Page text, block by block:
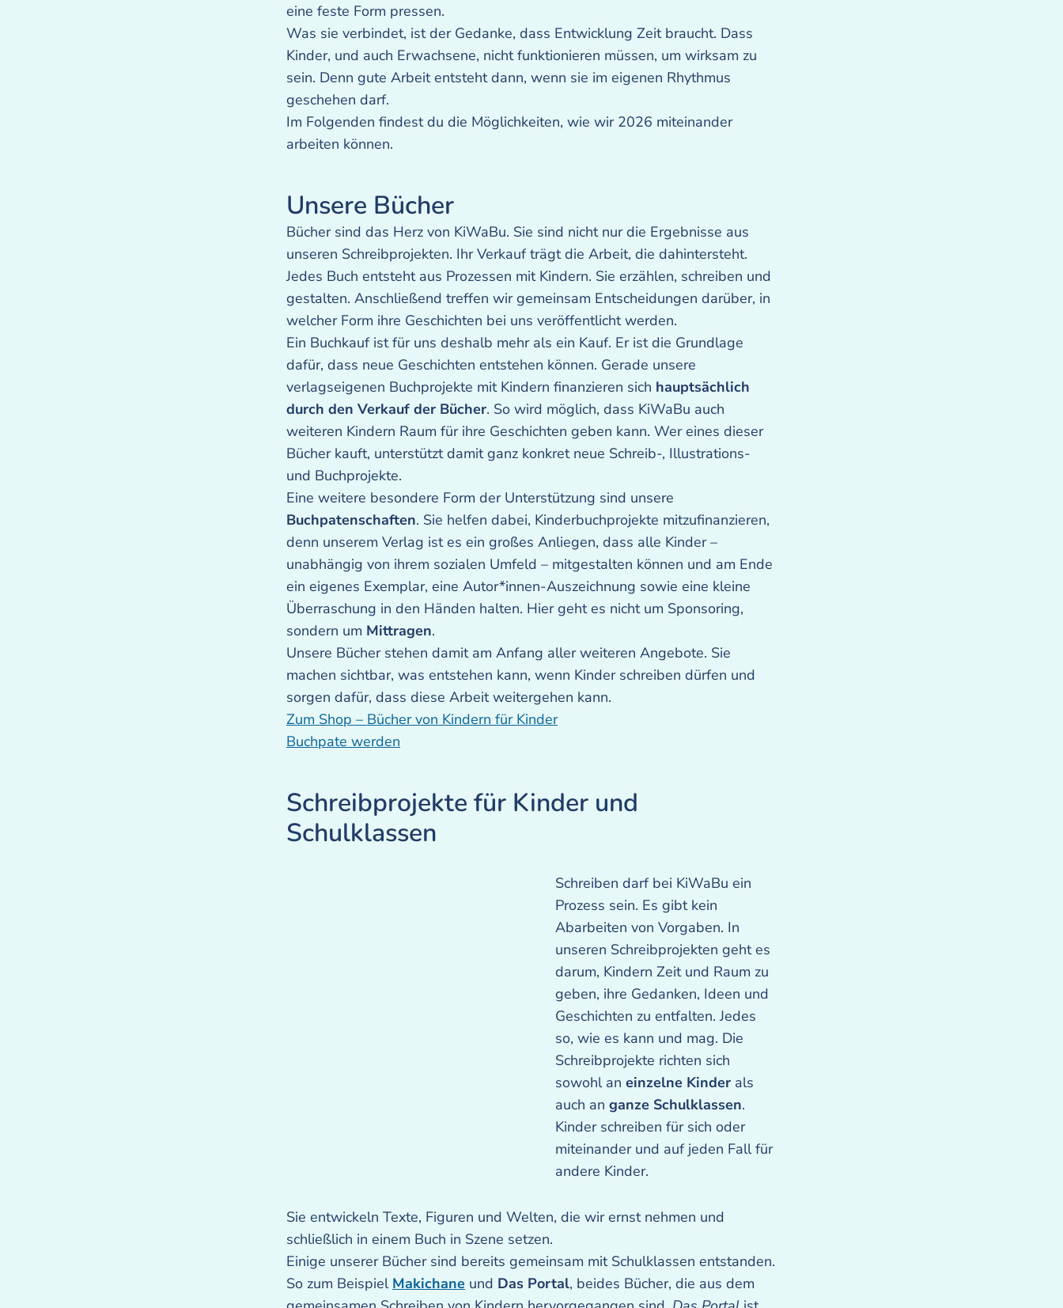
eine feste Form pressen.
Was sie verbindet, ist der Gedanke, dass Entwicklung Zeit braucht. Dass
Kinder, und auch Erwachsene, nicht funktionieren müssen, um wirksam zu
sein. Denn gute Arbeit entsteht dann, wenn sie im eigenen Rhythmus
geschehen darf.
Im Folgenden findest du die Möglichkeiten, wie wir 2026 miteinander
arbeiten können.
Unsere Bücher
Bücher sind das Herz von KiWaBu. Sie sind nicht nur die Ergebnisse aus
unseren Schreibprojekten. Ihr Verkauf trägt die Arbeit, die dahintersteht.
Jedes Buch entsteht aus Prozessen mit Kindern. Sie erzählen, schreiben und
gestalten. Anschließend treffen wir gemeinsam Entscheidungen darüber, in
welcher Form ihre Geschichten bei uns veröffentlicht werden.
Ein Buchkauf ist für uns deshalb mehr als ein Kauf. Er ist die Grundlage
dafür, dass neue Geschichten entstehen können. Gerade unsere
verlagseigenen Buchprojekte mit Kindern finanzieren sich hauptsächlich
durch den Verkauf der Bücher. So wird möglich, dass KiWaBu auch
weiteren Kindern Raum für ihre Geschichten geben kann. Wer eines dieser
Bücher kauft, unterstützt damit ganz konkret neue Schreib-, Illustrations-
und Buchprojekte.
Eine weitere besondere Form der Unterstützung sind unsere
Buchpatenschaften. Sie helfen dabei, Kinderbuchprojekte mitzufinanzieren,
denn unserem Verlag ist es ein großes Anliegen, dass alle Kinder –
unabhängig von ihrem sozialen Umfeld – mitgestalten können und am Ende
ein eigenes Exemplar, eine Autor*innen-Auszeichnung sowie eine kleine
Überraschung in den Händen halten. Hier geht es nicht um Sponsoring,
sondern um Mittragen.
Unsere Bücher stehen damit am Anfang aller weiteren Angebote. Sie
machen sichtbar, was entstehen kann, wenn Kinder schreiben dürfen und
sorgen dafür, dass diese Arbeit weitergehen kann.
Zum Shop – Bücher von Kindern für Kinder
Buchpate werden
Schreibprojekte für Kinder und
Schulklassen
Schreiben darf bei KiWaBu ein
Prozess sein. Es gibt kein
Abarbeiten von Vorgaben. In
unseren Schreibprojekten geht es
darum, Kindern Zeit und Raum zu
geben, ihre Gedanken, Ideen und
Geschichten zu entfalten. Jedes
so, wie es kann und mag. Die
Schreibprojekte richten sich
sowohl an einzelne Kinder als
auch an ganze Schulklassen.
Kinder schreiben für sich oder
miteinander und auf jeden Fall für
andere Kinder.
Sie entwickeln Texte, Figuren und Welten, die wir ernst nehmen und
schließlich in einem Buch in Szene setzen.
Einige unserer Bücher sind bereits gemeinsam mit Schulklassen entstanden.
So zum Beispiel Makichane und Das Portal, beides Bücher, die aus dem